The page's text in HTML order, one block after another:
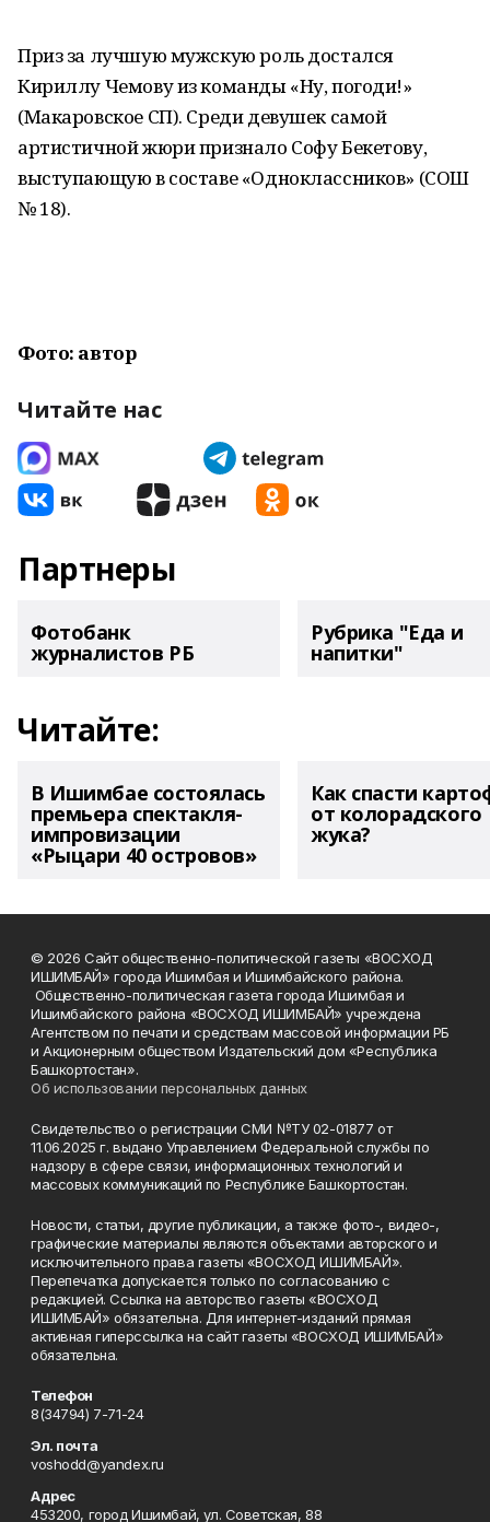
Приз за лучшую мужскую роль достался
Кириллу Чемову из команды «Ну, погоди!»
(Макаровское СП). Среди девушек самой
артистичной жюри признало Софу Бекетову,
выступающую в составе «Одноклассников» (СОШ
№ 18).
Фото: автор
Читайте нас
Партнеры
Фотобанк
журналистов РБ
Рубрика "Еда и
напитки"
Читайте:
В Ишимбае состоялась
премьера спектакля-
импровизации
«Рыцари 40 островов»
Как спасти
от колорадского
жука?
© 2026 Сайт общественно-политической газеты «ВОСХОД
ИШИМБАЙ» города Ишимбая и Ишимбайского района.
Общественно-политическая газета города Ишимбая и
Ишимбайского района «ВОСХОД ИШИМБАЙ» учреждена
Агентством по печати и средствам массовой информации РБ
и Акционерным обществом Издательский дом «Республика
Башкортостан».
Об использовании персональных данных
Свидетельство о регистрации СМИ №ТУ 02-01877 от
11.06.2025 г. выдано Управлением Федеральной службы по
надзору в сфере связи, информационных технологий и
массовых коммуникаций по Республике Башкортостан.
Новости, статьи, другие публикации, а также фото-, видео-,
графические материалы являются объектами авторского и
исключительного права газеты «ВОСХОД ИШИМБАЙ».
Перепечатка допускается только по согласованию с
редакцией. Ссылка на авторство газеты «ВОСХОД
ИШИМБАЙ» обязательна. Для интернет-изданий прямая
активная гиперссылка на сайт газеты «ВОСХОД ИШИМБАЙ»
обязательна.
Телефон
8(34794) 7-71-24
Эл. почта
voshodd@yandex.ru
Адрес
453200, город Ишимбай, ул. Советская, 88